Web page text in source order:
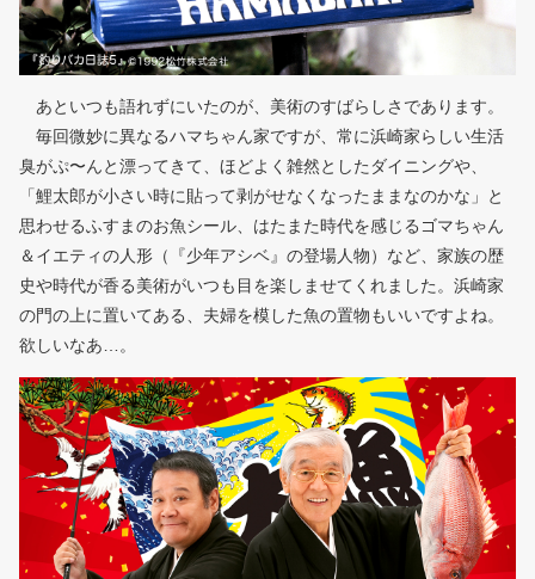
あといつも語れずにいたのが、美術のすばらしさであります。
毎回微妙に異なるハマちゃん家ですが、常に浜崎家らしい生活
臭がぷ〜んと漂ってきて、ほどよく雑然としたダイニングや、
「鯉太郎が小さい時に貼って剥がせなくなったままなのかな」と
思わせるふすまのお魚シール、はたまた時代を感じるゴマちゃん
＆イエティの人形（『少年アシベ』の登場人物）など、家族の歴
史や時代が香る美術がいつも目を楽しませてくれました。浜崎家
の門の上に置いてある、夫婦を模した魚の置物もいいですよね。
欲しいなあ…。